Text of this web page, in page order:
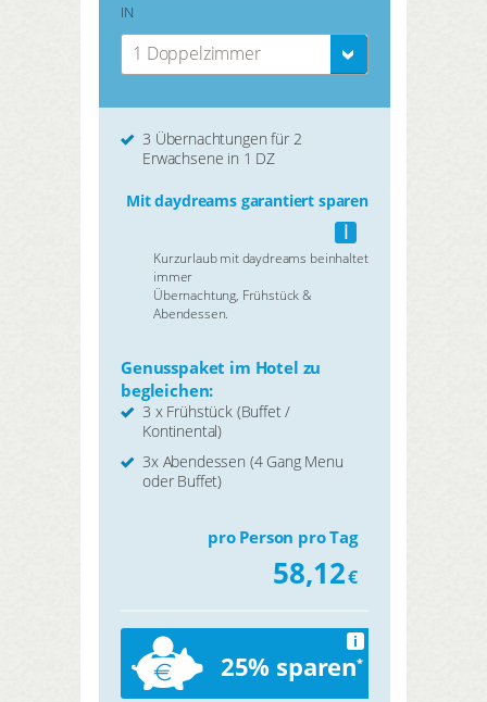
IN
1 Doppelzimmer
3 Übernachtungen für 2
Erwachsene in 1 DZ
Mit daydreams garantiert sparen
i
Kurzurlaub mit daydreams beinhaltet
immer
Übernachtung, Frühstück &
Abendessen.
Genusspaket im Hotel zu
begleichen:
3 x Frühstück (Buffet /
Kontinental)
3x Abendessen (4 Gang Menu
oder Buffet)
pro Person pro Tag
58,12€
25% sparen*
i